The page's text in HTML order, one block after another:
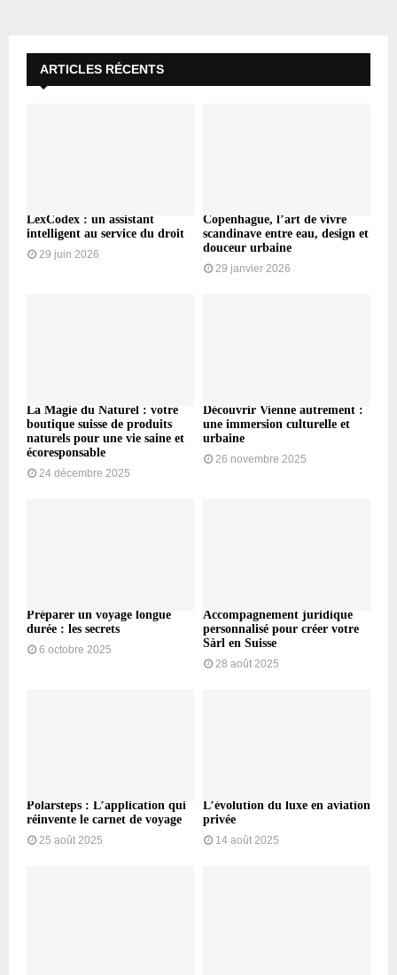
ARTICLES RÉCENTS
LexCodex : un assistant
intelligent au service du droit
29 juin 2026
Copenhague, l’art de vivre
scandinave entre eau, design et
douceur urbaine
29 janvier 2026
La Magie du Naturel : votre
boutique suisse de produits
naturels pour une vie saine et
écoresponsable
24 décembre 2025
Découvrir Vienne autrement :
une immersion culturelle et
urbaine
26 novembre 2025
Préparer un voyage longue
durée : les secrets
6 octobre 2025
Accompagnement juridique
personnalisé pour créer votre
Sàrl en Suisse
28 août 2025
Polarsteps : L’application qui
réinvente le carnet de voyage
25 août 2025
L’évolution du luxe en aviation
privée
14 août 2025